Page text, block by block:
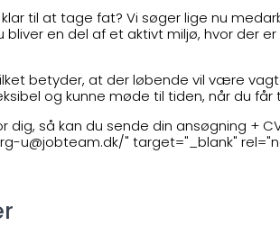
klar til at tage fat? Vi søger lige nu
en del af et aktivt miljø, hvor der
betyder, at der løbende vil være
og kunne møde til tiden, når du får
så kan du sende din ansøgning +
u@jobteam.dk/" target="_blank"